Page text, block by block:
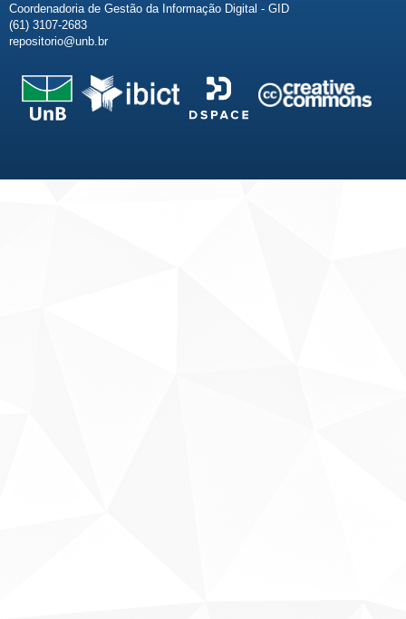
Coordenadoria de Gestão da Informação Digital - GID
(61) 3107-2683
repositorio@unb.br